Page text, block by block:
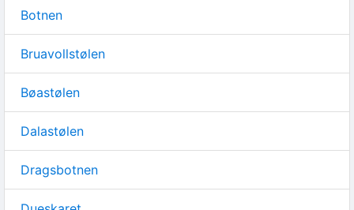
Botnen
Bruavollstølen
Bøastølen
Dalastølen
Dragsbotnen